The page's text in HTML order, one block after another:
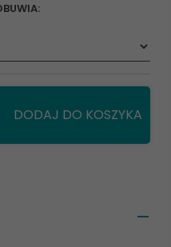
DODAJ DO KOSZYKA